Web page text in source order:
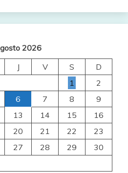
2026
J V S
D
1
2
6 7 8
9
13 14 15
16
20 21 22
23
27 28 29
30